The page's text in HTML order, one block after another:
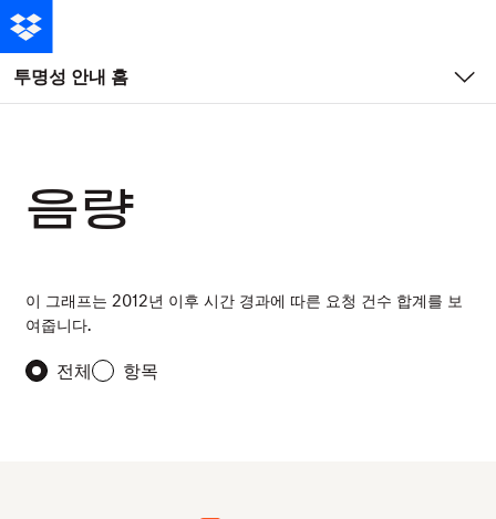
투명성 안내 홈
음량
이 그래프는 2012년 이후 시간 경과에 따른 요청 건수 합계를 보
여줍니다.
전체 항목